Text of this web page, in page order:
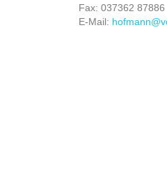
Fax: 037362 87886
E-Mail: